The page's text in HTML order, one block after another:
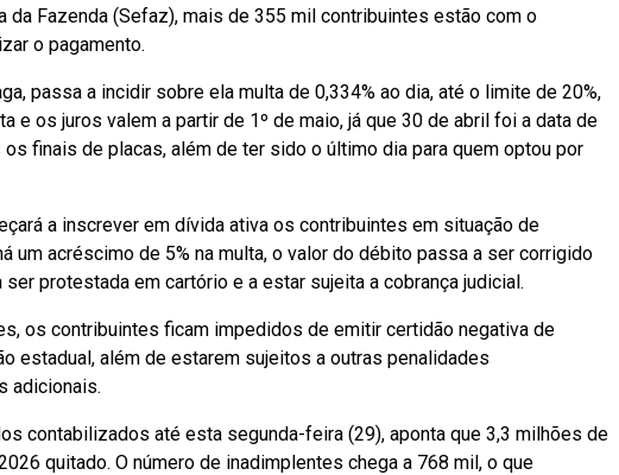
da Fazenda (Sefaz), mais de 355 mil contribuintes estão com o
o pagamento.
passa a incidir sobre ela multa de 0,334% ao dia, até o limite de 20%,
e os juros valem a partir de 1º de maio, já que 30 de abril foi a data de
finais de placas, além de ter sido o último dia para quem optou por
a inscrever em dívida ativa os contribuintes em situação de
um acréscimo de 5% na multa, o valor do débito passa a ser corrigido
protestada em cartório e a estar sujeita a cobrança judicial.
os contribuintes ficam impedidos de emitir certidão negativa de
estadual, além de estarem sujeitos a outras penalidades
adicionais.
contabilizados até esta segunda-feira (29), aponta que 3,3 milhões de
quitado. O número de inadimplentes chega a 768 mil, o que